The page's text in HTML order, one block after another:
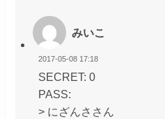
みいこ
2017-05-08 17:18
SECRET: 0
PASS:
> にざんささん